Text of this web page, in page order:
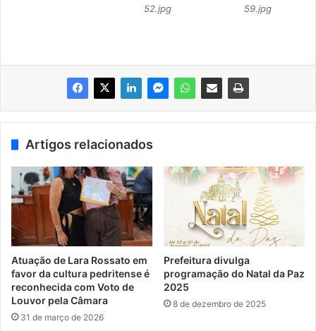
52.jpg
59.jpg
Artigos relacionados
Atuação de Lara Rossato em
favor da cultura pedritense é
reconhecida com Voto de
Louvor pela Câmara
31 de março de 2026
Prefeitura divulga
programação do Natal da Paz
2025
8 de dezembro de 2025